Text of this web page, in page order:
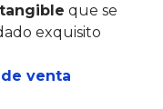
que se
exquisito
venta